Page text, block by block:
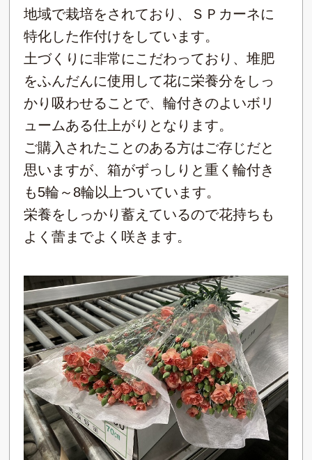
地域で栽培をされており、ＳＰカーネに
特化した作付けをしています。
土づくりに非常にこだわっており、堆肥
をふんだんに使用して花に栄養分をしっ
かり吸わせることで、輪付きのよいボリ
ュームある仕上がりとなります。
ご購入されたことのある方はご存じだと
思いますが、箱がずっしりと重く輪付き
も5輪～8輪以上ついています。
栄養をしっかり蓄えているので花持ちも
よく蕾までよく咲きます。